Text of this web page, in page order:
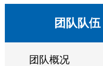
团队队伍
团队概况